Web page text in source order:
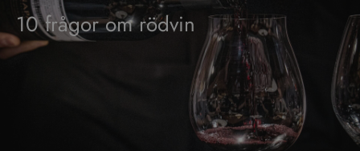
10 frågor om rödvin